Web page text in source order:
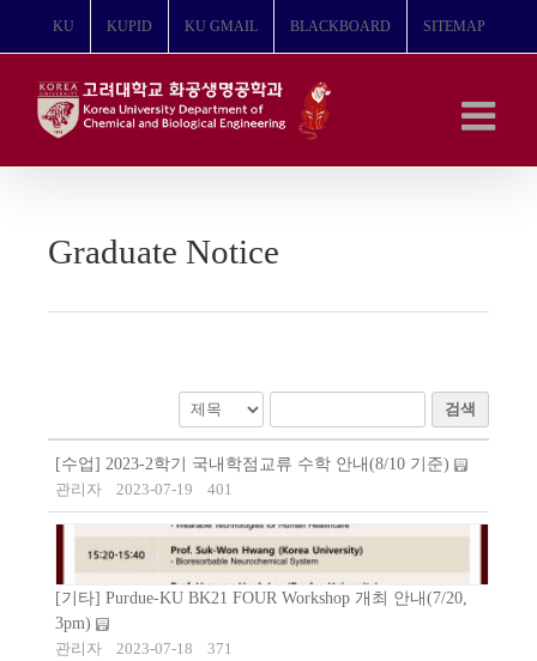
뛰
KU KUPID KU GMAIL BLACKBOARD SITEMAP
Graduate Notice
검색
[수업] 2023-2학기 국내학점교류 수학 안내(8/10 기준)
관리자
2023-07-19 401
[기타] Purdue-KU BK21 FOUR Workshop 개최 안내(7/20,
3pm)
관리자
2023-07-18 371